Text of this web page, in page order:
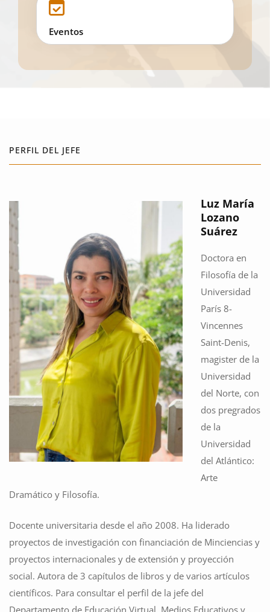
Eventos
PERFIL DEL JEFE
Luz María
Lozano
Suárez
Doctora en
Filosofía de la
Universidad
París 8-
Vincennes
Saint-Denis,
magister de la
Universidad
del Norte, con
dos pregrados
de la
Universidad
del Atlántico:
Arte
Dramático y Filosofía.
Docente universitaria desde el año 2008. Ha liderado
proyectos de investigación con financiación de Minciencias y
proyectos internacionales y de extensión y proyección
social. Autora de 3 capítulos de libros y de varios artículos
científicos. Para consultar el perfil de la jefe del
Departamento de Educación Virtual, Medios Educativos y